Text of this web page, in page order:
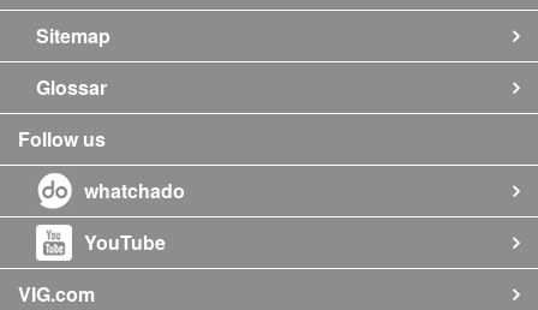
Sitemap
Glossar
Follow us
whatchado
YouTube
VIG.com